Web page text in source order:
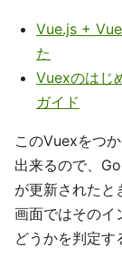
Vue.js +
た
Vuexのはじ
ガイド
このVuexをつ
出来るので、
が更新されたと
画面ではそのイ
どうかを判定す